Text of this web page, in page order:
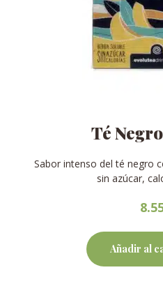
Té
Sabor intenso del té negro
sin azúcar,
Añadir al